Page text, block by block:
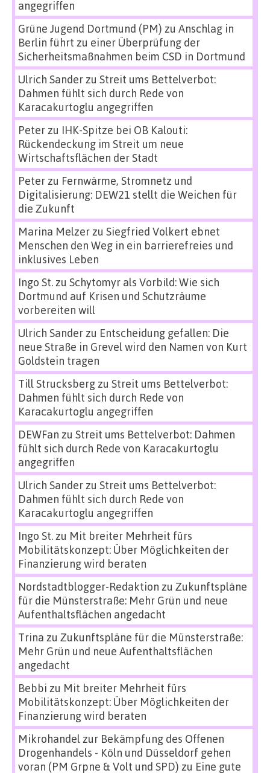
angegriffen
Grüne Jugend Dortmund (PM) zu Anschlag in
Berlin führt zu einer Überprüfung der
Sicherheitsmaßnahmen beim CSD in Dortmund
Ulrich Sanderzu Streit ums Bettelverbot:
Dahmen fühlt sich durch Rede von
Karacakurtoglu angegriffen
Peterzu IHK-Spitze bei OB Kalouti:
Rückendeckung im Streit um neue
Wirtschaftsflächen der Stadt
Peterzu Fernwärme, Stromnetz und
Digitalisierung: DEW21 stellt die Weichen für
die Zukunft
Marina Melzerzu Siegfried Volkert ebnet
Menschen den Weg in ein barrierefreies und
inklusives Leben
Ingo St.zu Schytomyr als Vorbild: Wie sich
Dortmund auf Krisen und Schutzräume
vorbereiten will
Ulrich Sanderzu Entscheidung gefallen: Die
neue Straße in Grevel wird den Namen von Kurt
Goldstein tragen
Till Strucksbergzu Streit ums Bettelverbot:
Dahmen fühlt sich durch Rede von
Karacakurtoglu angegriffen
DEWFan zu Streit ums Bettelverbot: Dahmen
fühlt sich durch Rede von Karacakurtoglu
angegriffen
Ulrich Sanderzu Streit ums Bettelverbot:
Dahmen fühlt sich durch Rede von
Karacakurtoglu angegriffen
Ingo St.zu Mit breiter Mehrheit fürs
Mobilitätskonzept: Über Möglichkeiten der
Finanzierung wird beraten
Nordstadtblogger-Redaktion zu Zukunftspläne
für die Münsterstraße: Mehr Grün und neue
Aufenthaltsflächen angedacht
Trina zu Zukunftspläne für die Münsterstraße:
Mehr Grün und neue Aufenthaltsflächen
angedacht
Bebbi zu Mit breiter Mehrheit fürs
Mobilitätskonzept: Über Möglichkeiten der
Finanzierung wird beraten
Mikrohandel zur Bekämpfung des Offenen
Drogenhandels - Köln und Düsseldorf gehen
voran (PM Grpne & Volt und SPD) zu Eine gute